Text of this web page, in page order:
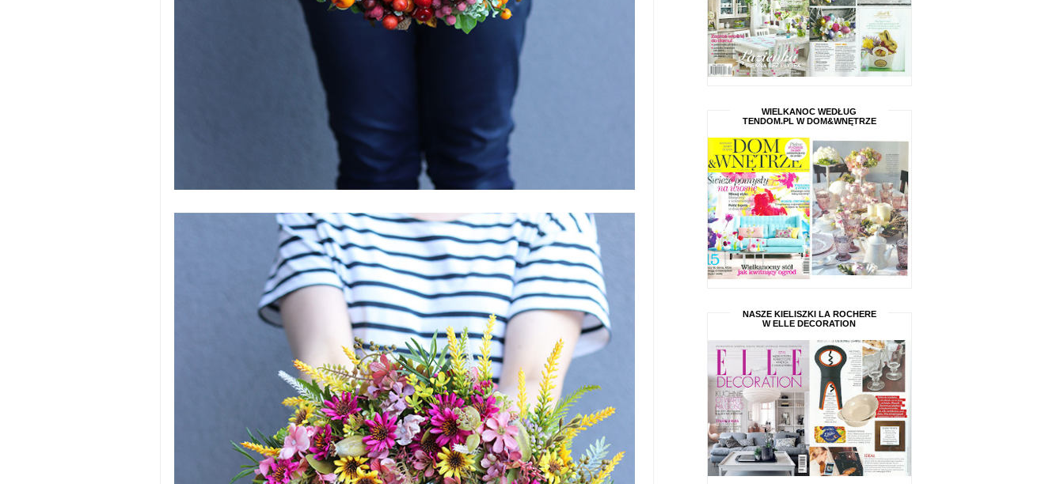
WIELKANOC WEDŁUG
TENDOM.PL W DOM&WNĘTRZE
NASZE KIELISZKI LA ROCHERE
W ELLE DECORATION